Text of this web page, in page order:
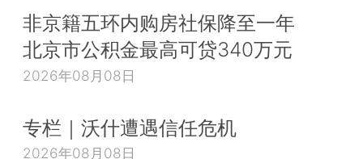
非京籍五环内购房社保降至一年
北京市公积金最高可贷340万元
2026年08月08日
专栏｜沃什遭遇信任危机
2026年08月08日